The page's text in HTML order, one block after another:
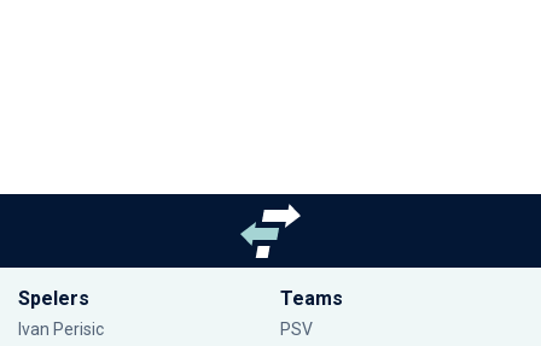
Spelers
Ivan Perisic
Teams
PSV